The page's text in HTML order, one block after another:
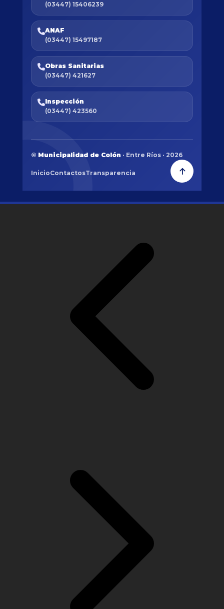
(03447) 15406239
ANAF
(03447) 15497187
Obras Sanitarias
(03447) 421627
Inspección
(03447) 423560
© Municipalidad de Colón · Entre Ríos · 2026
InicioContactosTransparencia